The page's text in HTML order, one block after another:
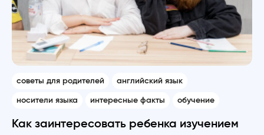
советы для родителей английский язык
носители языка интересные факты обучение
Как заинтересовать ребенка изучением